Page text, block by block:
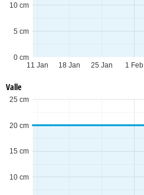
1 Feb
11 Jan 18 Jan 25 Jan
0 cm
5 cm
10 cm
Valle
10 cm
15 cm
20 cm
25 cm